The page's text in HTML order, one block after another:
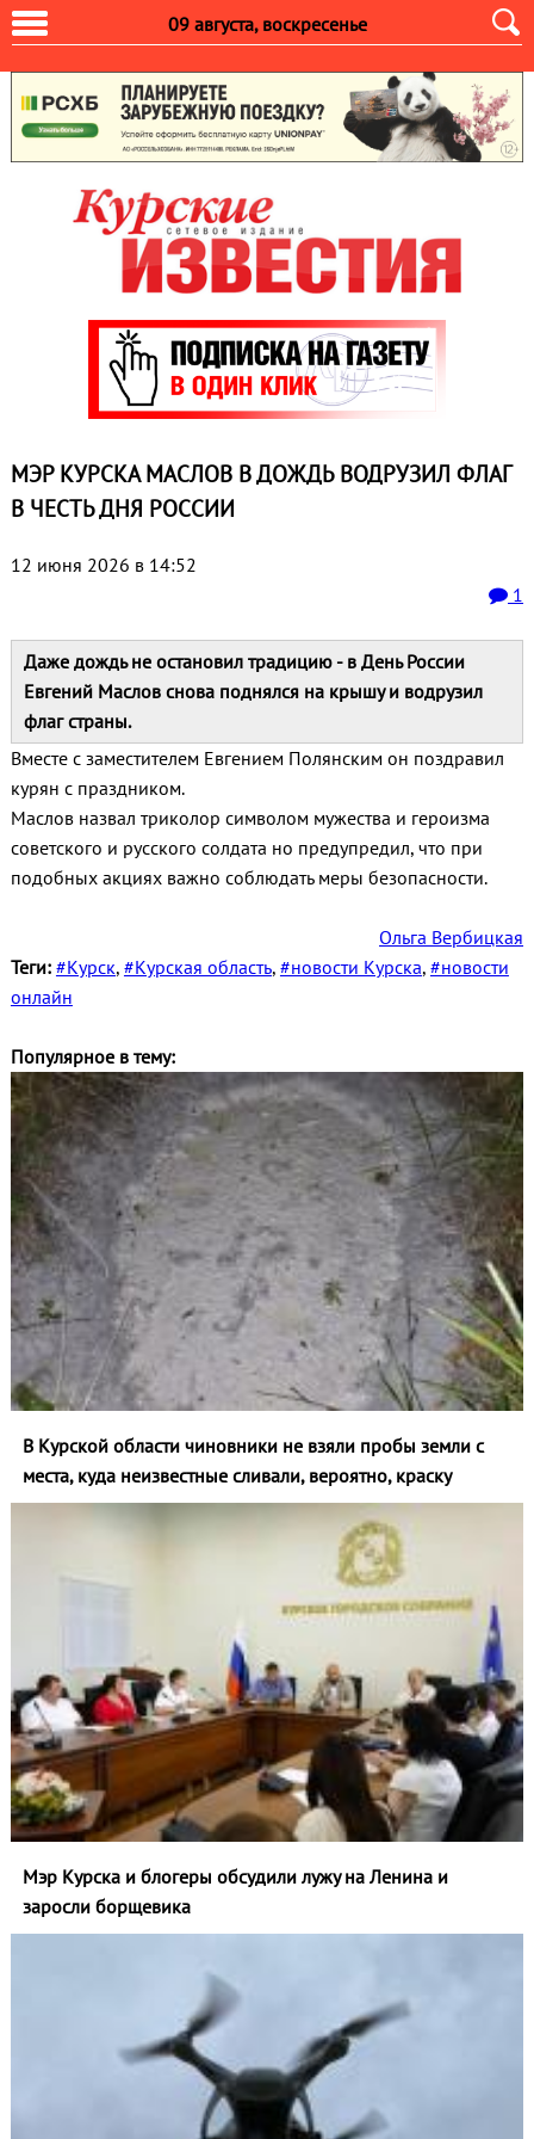
09 августа, воскресенье
МЭР КУРСКА МАСЛОВ В ДОЖДЬ ВОДРУЗИЛ ФЛАГ
В ЧЕСТЬ ДНЯ РОССИИ
12 июня 2026 в 14:52
1
Даже дождь не остановил традицию - в День России
Евгений Маслов снова поднялся на крышу и водрузил
флаг страны.
Вместе с заместителем Евгением Полянским он поздравил
курян с праздником.
Маслов назвал триколор символом мужества и героизма
советского и русского солдата но предупредил, что при
подобных акциях важно соблюдать меры безопасности.
Ольга Вербицкая
Теги: #Курск, #Курская область, #новости Курска, #новости
онлайн
Популярное в тему:
В Курской области чиновники не взяли пробы земли с
места, куда неизвестные сливали, вероятно, краску
Мэр Курска и блогеры обсудили лужу на Ленина и
заросли борщевика